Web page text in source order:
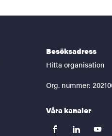
Besöksadress
Hitta organisation
Org. nummer:
Våra kanaler
facebooklinkedin